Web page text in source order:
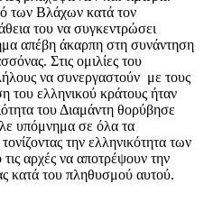
των Βλάχων κατά τον
του να συγκεντρώσει
απέβη άκαρπη στη συνάντηση
Στις ομιλίες του
να συνεργαστούν με τους
του ελληνικού κράτους ήταν
του Διαμάντη θορύβησε
υπόμνημα σε όλα τα
την ελληνικότητα των
αρχές να αποτρέψουν την
κατά του πληθυσμού αυτού.